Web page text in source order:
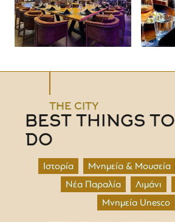
THE CITY
BEST THINGS TO
DO
Ιστορία Μνημεία & Μουσεία
Νέα Παραλία
Λιμάνι
Μνημεία Unesco